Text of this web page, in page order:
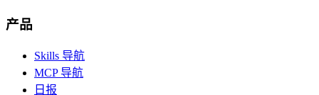
产品
Skills 导航
MCP 导航
日报